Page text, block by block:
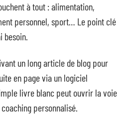
à tout : alimentation,
personnel, sport… Le point clé
besoin.
un long article de blog pour
en page via un logiciel
livre blanc peut ouvrir la voie
personnalisé.